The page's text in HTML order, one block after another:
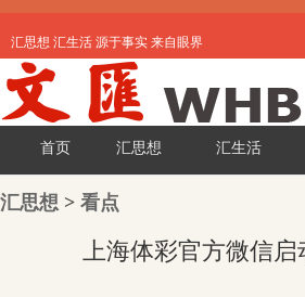
汇思想 汇生活 源于事实 来自眼界
首页 汇思想 汇生活
汇思想 > 看点
上海体彩官方微信